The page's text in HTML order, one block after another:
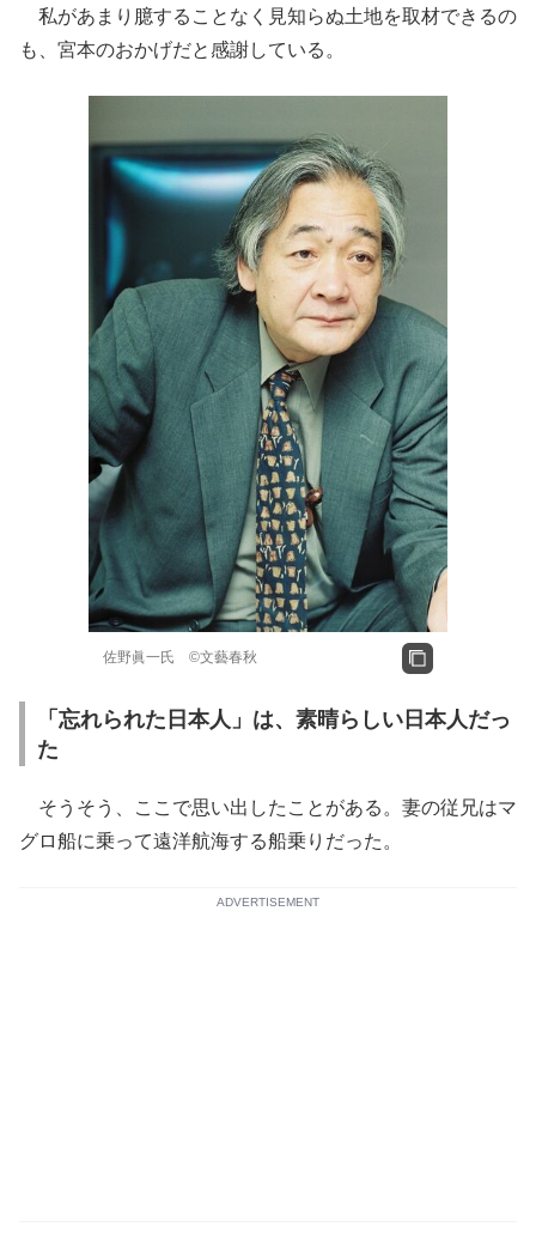
私があまり臆することなく見知らぬ土地を取材できるの
も、宮本のおかげだと感謝している。
佐野眞一氏 ©文藝春秋
「忘れられた日本人」は、素晴らしい日本人だっ
た
そうそう、ここで思い出したことがある。妻の従兄はマ
グロ船に乗って遠洋航海する船乗りだった。
ADVERTISEMENT